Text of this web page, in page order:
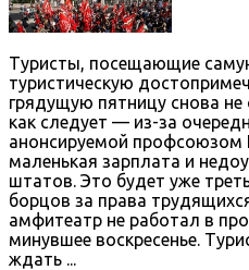
Туристы, посещающие
туристическую
грядущую пятницу снова не
как следует — из-за
анонсируемой профсоюзом
маленькая зарплата и
штатов. Это будет уже
борцов за права
амфитеатр не работал в
минувшее воскресенье.
ждать ...